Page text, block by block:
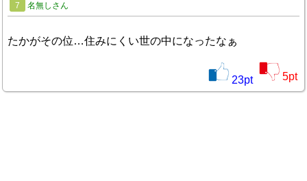
7
名無しさん
たかがその位…住みにくい世の中になったなぁ
23pt 5pt